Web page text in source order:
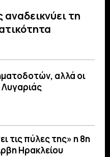
τη
αλλά οι
Λυγαριάς
τις πύλες της» η 8η
Ηρακλείου